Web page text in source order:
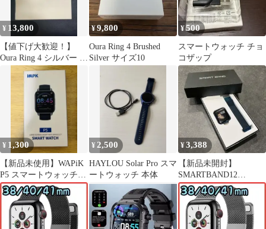
¥ 13,800
【値下げ大歓迎！】
Oura Ring 4 シルバー サ
¥9,800
Oura Ring 4 Brushed
Silver サイズ10
¥500
スマートウォッチ チョ
コザップ
¥ 1,300
【新品未使用】WAPiK
P5 スマートウォッチ
本体
¥ 2,500
HAYLOU Solar Pro スマ
ートウォッチ 本体
¥3,388
【新品未開封】
SMARTBAND12
REFINE スマートウォ
ッチ